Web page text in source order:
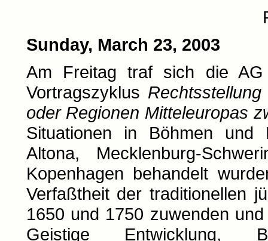
Sunday, March 23, 2003
Am Freitag traf sich die
Vortragszyklus
oder Regionen Mitteleuropas
Situationen in Böhmen und
Altona, Mecklenburg-
Kopenhagen behandelt
Verfaßtheit der traditionellen
1650 und 1750 zuwenden
Geistige Entwicklung,